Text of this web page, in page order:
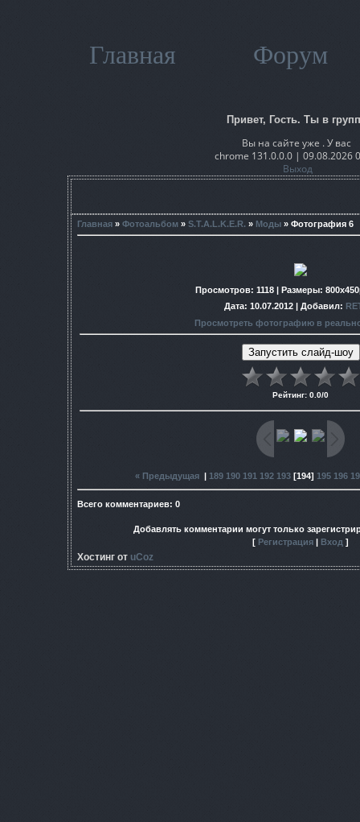
Главная Форум
Привет, Гость. Ты в
Вы на сайте уже . У вас
chrome 131.0.0.0 | 09.08.2026
Выход
Главная » Фотоальбом » S.T.A.L.K.E.R. » Моды » Фотография 6
Просмотров: 1118 | Размеры:
Дата: 10.07.2012 | Добавил:
Просмотреть фотографию в
Рейтинг: 0.0/0
« Предыдущая| 189 190 191 192 193[194] 195 196
Всего комментариев: 0
Добавлять комментарии могут только
[ Регистрация Вход ]
Хостинг от uCoz